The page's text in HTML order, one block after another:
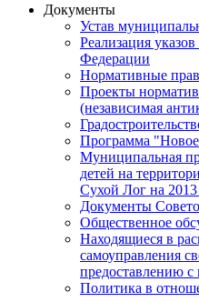
Документы
Устав
Реализация
Федерации
Нормативные
Проекты
(независимая
Программа "Новое
Муниципальная
детей на
Сухой Лог на
Документы
Общественное
Находящиеся в
самоуправления
предоставлению с
Политика в